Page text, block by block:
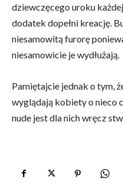
dziewczęcego uroku
dodatek dopełni kreację.
niesamowitą furorę
niesamowicie je wydłużają.
Pamiętajcie jednak o tym,
wyglądają kobiety o nieco
nude jest dla nich wręcz